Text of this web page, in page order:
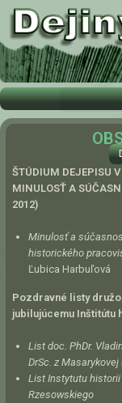
ŠTÚDIUM DEJEPISU V
MINULOSŤ A
2012)
Minulosť a
historického
Ľubica Harbuľová
Pozdravné listy
jubilujúcemu Inštitútu
List doc. PhDr.
DrSc. z Masarykovej
List Instytutu
Rzesowskiego